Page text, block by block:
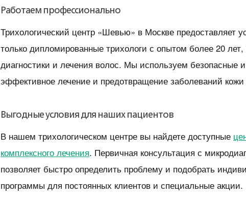
Работаем профессионально
Трихологический центр «Шевью» в Москве предоставляет
только дипломированные трихологи с опытом более 20
диагностики и лечения волос. Мы используем безопасные
эффективное лечение и предотвращение заболеваний кожи
Выгодные условия для наших пациентов
В нашем трихологическом центре вы найдете доступные
комплексного лечения. Первичная консультация с
позволяет быстро определить проблему и подобрать
программы для постоянных клиентов и специальные акции.